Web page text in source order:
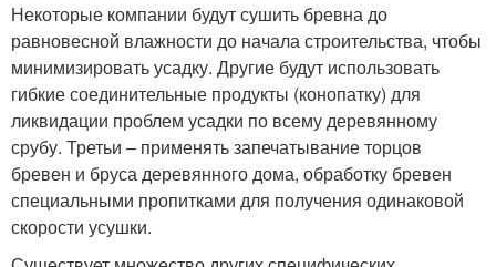
Некоторые компании будут сушить бревна до
равновесной влажности до начала строительства, чтобы
минимизировать усадку. Другие будут использовать
гибкие соединительные продукты (конопатку) для
ликвидации проблем усадки по всему деревянному
срубу. Третьи – применять запечатывание торцов
бревен и бруса деревянного дома, обработку бревен
специальными пропитками для получения одинаковой
скорости усушки.